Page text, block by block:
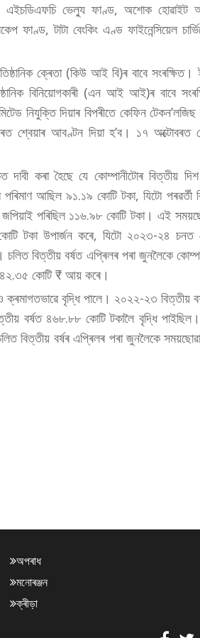
এইচডিএফচি ভেল্যু ফাণ্ড, অশোক হোৱাইট
ফাণ্ড, টাটা বেংকিং এণ্ড ফাইনেন্সিয়েল
ক্ৰেতা (কিউ আই বি)ৰ বাবে সংৰক্ষিত।
বিনিয়োগকাৰী (এন আই আই)ৰ বাবে
নিযুক্তি দিয়াৰ বিপৰীতে কেফিন টেকন’লজিছ
শ্বেয়াৰ আবণ্টন দিয়া হ’ব। ১৭ অক্টোবৰত
দাবী কৰা হৈছে যে কোম্পানীটোৰ বিত্তীয়
পৰিমাণ আছিল ৯১.১৯ কোটি টকা, যিটো
পৰিছিল ১১৬.৯৮ কোটি টকা। এই
টকা উপাৰ্জন কৰে, যিটো ২০২৩-২৪ চনত
বিত্তীয় বৰ্ষত এপ্ৰিলৰ পৰা জুনলৈকে
৪২.৩৫ কোটি ₹ আয় কৰে।
বৃদ্ধি পালে। ২০২২-২৩ বিত্তীয়
বৰ্ষত ৪৬৮.৮৮ কোটি টকালৈ বৃদ্ধি
বিত্তীয় বৰ্ষৰ এপ্ৰিলৰ পৰা জুনলৈকে
অপৰাধ
মনোৰঞ্জন
ক্ৰীড়া